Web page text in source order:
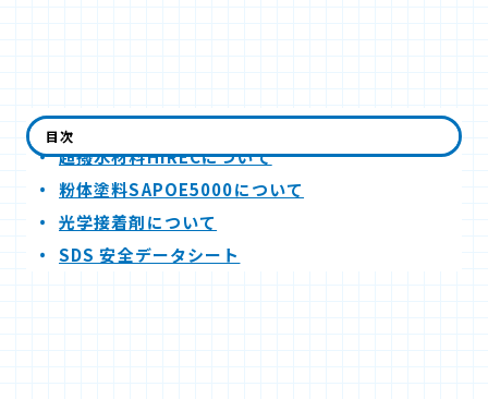
結露防止シートG-ブレスについて
超撥水材料HIRECについて
粉体塗料SAPOE5000について
光学接着剤について
SDS 安全データシート
目次